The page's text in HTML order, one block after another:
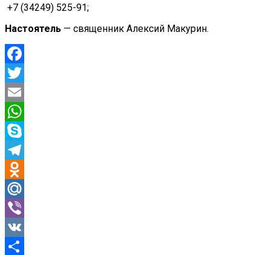
+7 (34249) 525-91;
Настоятель — священник Алексий Макурин.
Facebook
Twitter
Email
WhatsApp
Skype
Telegram
Odnoklassniki
Mail.Ru
Viber
VK